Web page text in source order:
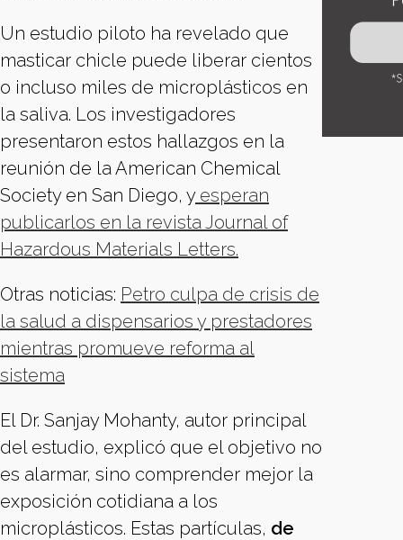
Un estudio piloto ha revelado que
masticar chicle puede liberar cientos
o incluso miles de microplásticos en
la saliva. Los investigadores
presentaron estos hallazgos en la
reunión de la American Chemical
Society en San Diego, yesperan
publicarlos en la revista Journal of
Hazardous Materials Letters.
Otras noticias: Petro culpa de crisis de
la salud a dispensarios y prestadores
mientras promueve reforma al
sistema
El Dr. Sanjay Mohanty, autor principal
del estudio, explicó que el objetivo no
es alarmar, sino comprender mejor la
exposición cotidiana a los
microplásticos. Estas partículas, de